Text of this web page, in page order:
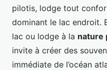
pilotis, lodge tout
dominant le lac endroit.
lac ou lodge à la nature
invite à créer des
immédiate de l’océan